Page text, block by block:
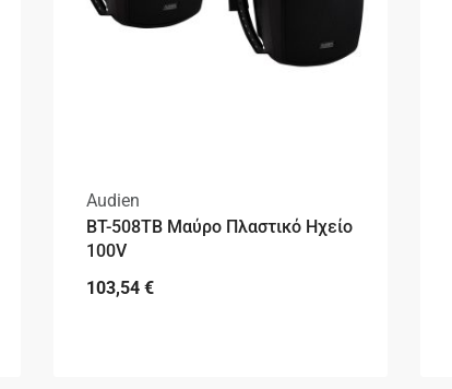
Audien
BT-508TB Μαύρο Πλαστικό Ηχείο
100V
103,54 €